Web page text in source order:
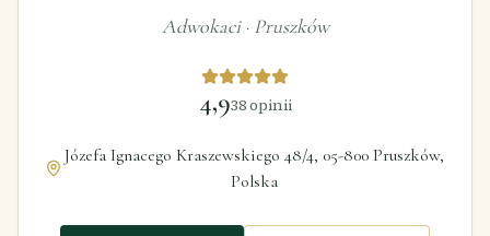
Adwokaci· Pruszków
4,938opinii
Józefa Ignacego Kraszewskiego 48/4, 05-800 Pruszków,
Polska